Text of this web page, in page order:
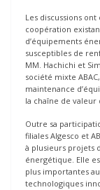
Les discussions
coopération
d’équipements
susceptibles de
MM. Hachichi et
société mixte
maintenance
la chaîne de valeur
Outre sa
filiales Algesco et
à plusieurs projets
énergétique. Elle
plus importantes
technologiques